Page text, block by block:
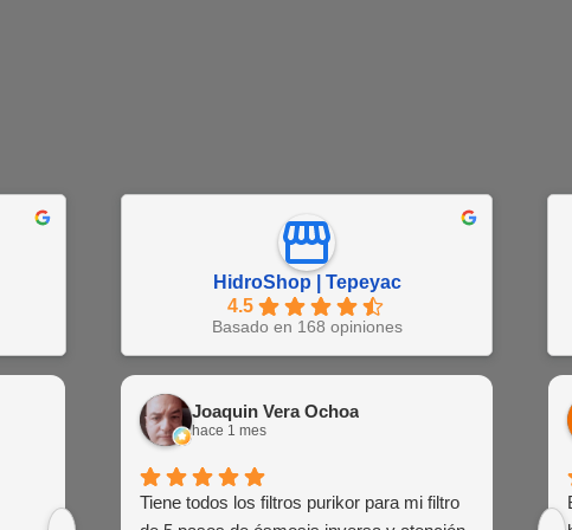
Juan Barajas
hace 1 semana
Buena atención al cliente de las agentes
Muy
HidroShop | Tepeyac
4.5
Basado en 168 opiniones
Joaquin Vera Ochoa
hace 1 mes
Tiene todos los filtros purikor para mi filtro